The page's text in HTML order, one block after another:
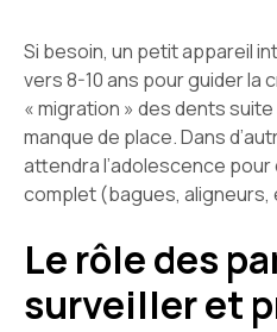
Si besoin, un petit appareil
vers 8-10 ans pour guider la
« migration » des dents
manque de place. Dans
attendra l’adolescence
complet (bagues, aligneurs,
Le rôle des
surveiller et